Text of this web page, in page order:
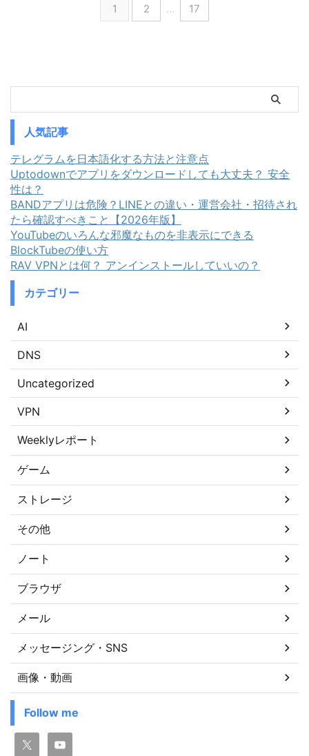
全性 NymVPNの危険性 NymVPN
とは 「NymVPN」は、スイスの
について解説します。また無料
Wi-Fiは何が危険なのか、VPN接
解説します。 ネットワーク管理
1 2 … 17
人気記事
テレグラムを日本語化する方法と注意点
Uptodownでアプリをダウンロードしても大丈夫？ 安全
性は？
BANDアプリは危険？LINEとの違い・運営会社・招待され
たら確認すべきこと【2026年版】
YouTubeのいろんな邪魔なものを非表示にできる
BlockTubeの使い方
RAV VPNとは何？ アンインストールしていいの？
カテゴリー
AI
DNS
Uncategorized
VPN
Weeklyレポート
ゲーム
ストレージ
その他
ノート
ブラウザ
メール
メッセージング・SNS
画像・動画
Follow me